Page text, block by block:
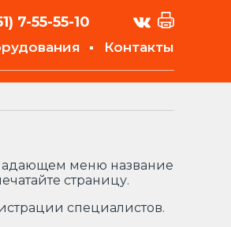
7-55-55-10
Контакты
меню название
страницу.
специалистов.